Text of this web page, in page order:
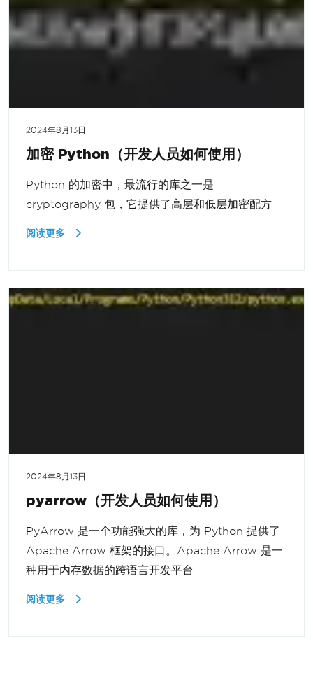
2024年8月13日
加密 Python（开发人员如何使用）
Python 的加密中，最流行的库之一是
cryptography 包，它提供了高层和低层加密配方
阅读更多
2024年8月13日
pyarrow（开发人员如何使用）
PyArrow 是一个功能强大的库，为 Python 提供了
Apache Arrow 框架的接口。Apache Arrow 是一
种用于内存数据的跨语言开发平台
阅读更多